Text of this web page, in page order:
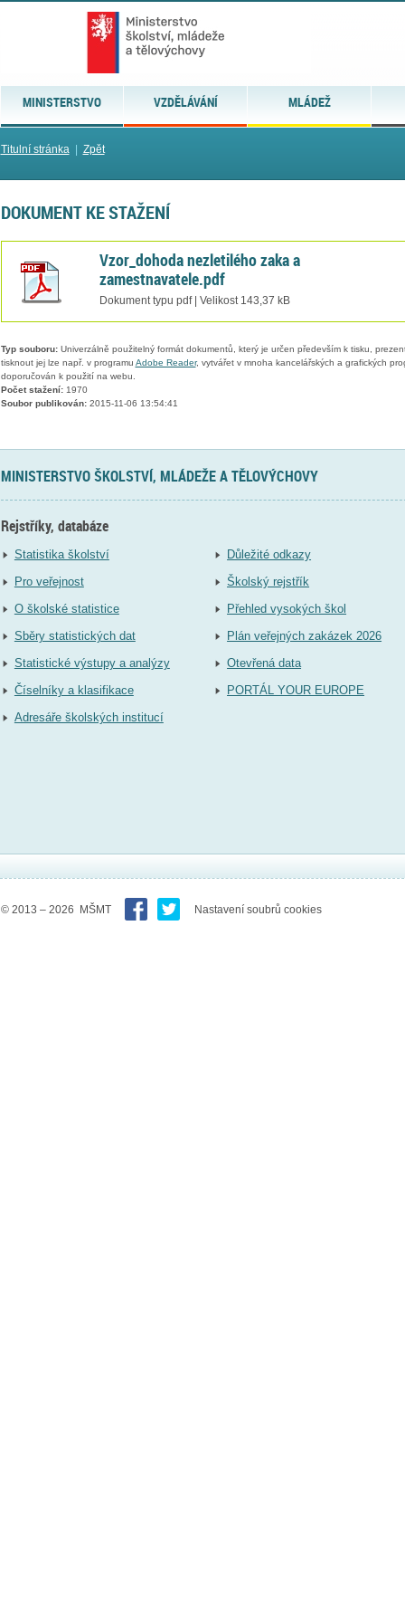
MINISTERSTVO VZDĚLÁVÁNÍ MLÁDEŽ
Titulní stránka| Zpět
DOKUMENT KE STAŽENÍ
Vzor_dohoda nezletilého zaka a
zamestnavatele.pdf
Dokument typu pdf | Velikost 143,37 kB
Typ souboru:Univerzálně použitelný formát dokumentů, který je určen především k tisku,
tisknout jej lze např. v programu Adobe Reader, vytvářet v mnoha kancelářských a grafických
doporučován k použití na webu.
Počet stažení:1970
Soubor publikován:2015-11-06 13:54:41
MINISTERSTVO ŠKOLSTVÍ, MLÁDEŽE A TĚLOVÝCHOVY
Rejstříky, databáze
Statistika školství
Pro veřejnost
O školské statistice
Sběry statistických dat
Statistické výstupy a analýzy
Číselníky a klasifikace
Adresáře školských institucí
Důležité odkazy
Školský rejstřík
Přehled vysokých škol
Plán veřejných zakázek 2026
Otevřená data
PORTÁL YOUR EUROPE
© 2013 – 2026 MŠMT Nastavení soubrů cookies